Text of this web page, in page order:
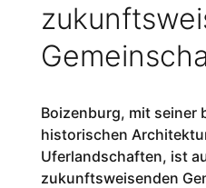
Boizenburg, mit seiner
historischen
Uferlandschaften, ist
zukunftsweisenden